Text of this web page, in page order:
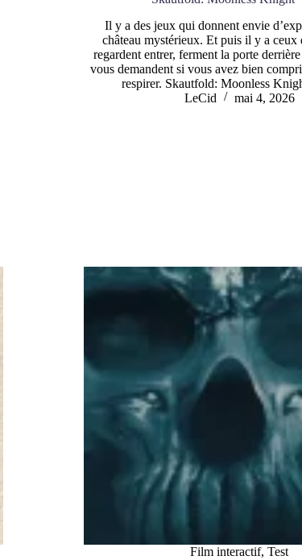
Il y a des jeux qui donnent envie
château mystérieux. Et puis il y a ceux
regardent entrer, ferment la porte
vous demandent si vous avez bien
respirer. Skautfold: Moonless
LeCid
mai 4, 2026
Film interactif,Test